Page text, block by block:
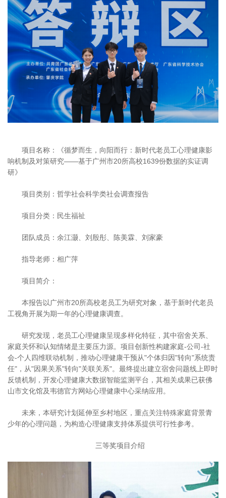
项目名称：《循梦而生，向阳而行：新时代老员工心理健康影
响机制及对策研究——基于广州市20所高校1639份数据的实证调
研》
项目类别：哲学社会科学类社会调查报告
项目分类：民生福祉
团队成员：余江灏、刘殷彤、陈美霖、刘家豪
指导老师：相广萍
项目简介：
本报告以广州市20所高校老员工为研究对象，基于新时代老员
工视角开展为期一年的心理健康调查。
研究发现，老员工心理健康呈现多样化特征，其中宿舍关系、
家庭关怀和认知情绪是主要压力源。项目创新性构建家庭-公司-社
会-个人四维联动机制，推动心理健康干预从"个体归因"转向"系统责
任"，从"因果关系"转向"关联关系"。最终提出建立宿舍问题线上即时
反馈机制，开发心理健康大数据智能监测平台，其相关成果已获佛
山市文化馆及韦德官方网站心理健康中心采纳应用。
未来，本研究计划延伸至乡村地区，重点关注特殊家庭背景青
少年的心理问题，为构造心理健康支持体系提供可行性参考。
三等奖项目介绍